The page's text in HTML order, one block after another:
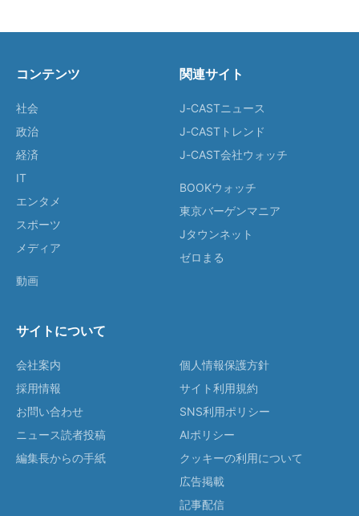
コンテンツ
社会
政治
経済
IT
エンタメ
スポーツ
メディア
動画
関連サイト
J-CASTニュース
J-CASTトレンド
J-CAST会社ウォッチ
BOOKウォッチ
東京バーゲンマニア
Jタウンネット
ゼロまる
サイトについて
会社案内
採用情報
お問い合わせ
ニュース読者投稿
編集長からの手紙
個人情報保護方針
サイト利用規約
SNS利用ポリシー
AIポリシー
クッキーの利用について
広告掲載
記事配信